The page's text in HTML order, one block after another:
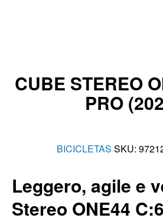
CUBE STEREO
PRO
BICICLETAS SKU:
Leggero, agile e
Stereo ONE44